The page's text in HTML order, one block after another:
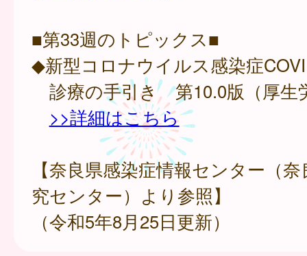
■第33週のトピックス■
◆新型コロナウイルス感染症
診療の手引き 第10.0版（厚生
>>詳細はこちら
【奈良県感染症情報センター（
究センター）より参照】
（令和5年8月25日更新）